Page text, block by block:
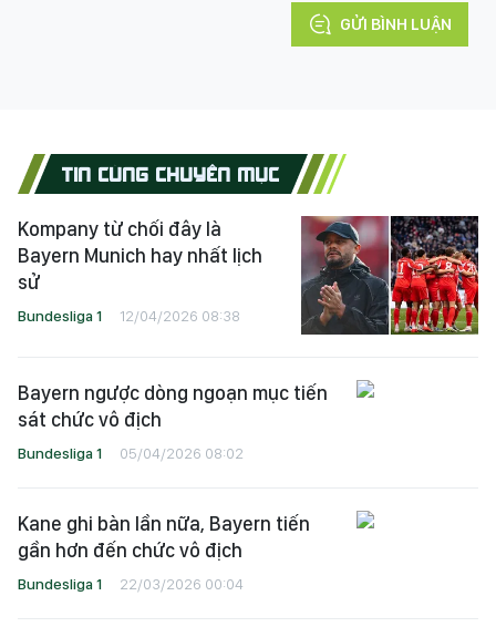
GỬI BÌNH LUẬN
TIN CÙNG CHUYÊN MỤC
Kompany từ chối đây là
Bayern Munich hay nhất lịch
sử
Bundesliga 1 12/04/2026 08:38
Bayern ngược dòng ngoạn mục tiến
sát chức vô địch
Bundesliga 1 05/04/2026 08:02
Kane ghi bàn lần nữa, Bayern tiến
gần hơn đến chức vô địch
Bundesliga 1 22/03/2026 00:04